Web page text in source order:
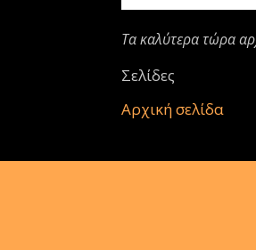
Τα καλύτερα τώρα
Σελίδες
Αρχική σελίδα